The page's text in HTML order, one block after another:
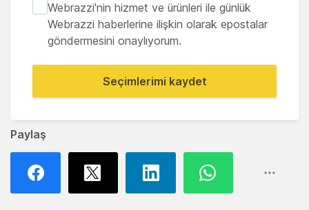
Paylaş
Webrazzi'nin hizmet ve ürünleri ile günlük
Webrazzi haberlerine ilişkin olarak epostalar
göndermesini onaylıyorum.
Seçimlerimi kaydet